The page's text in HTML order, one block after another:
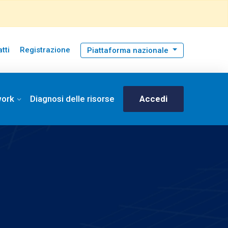
Registrazione Piattaforma nazionale
Diagnosi delle risorse Accedi